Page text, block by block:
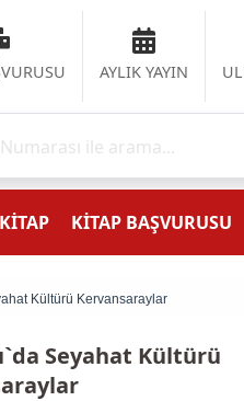
AYLIK YAYIN
KİTAP BAŞVURUSU
Kültürü Kervansaraylar
Seyahat Kültürü